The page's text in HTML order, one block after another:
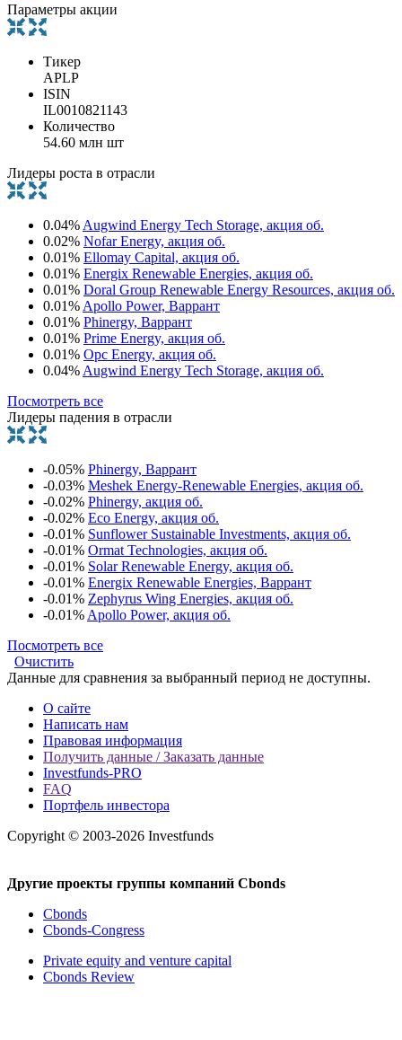
Параметры акции
Тикер
APLP
ISIN
IL0010821143
Количество
54.60 млн шт
Лидеры роста в отрасли
0.04% Augwind Energy Tech Storage, акция об.
0.02% Nofar Energy, акция об.
0.01% Ellomay Capital, акция об.
0.01% Energix Renewable Energies, акция об.
0.01% Doral Group Renewable Energy Resources, акция об.
0.01% Apollo Power, Варрант
0.01% Phinergy, Варрант
0.01% Prime Energy, акция об.
0.01% Opc Energy, акция об.
0.04% Augwind Energy Tech Storage, акция об.
Посмотреть все
Лидеры падения в отрасли
-0.05% Phinergy, Варрант
-0.03% Meshek Energy-Renewable Energies, акция об.
-0.02% Phinergy, акция об.
-0.02% Eco Energy, акция об.
-0.01% Sunflower Sustainable Investments, акция об.
-0.01% Ormat Technologies, акция об.
-0.01% Solar Renewable Energy, акция об.
-0.01% Energix Renewable Energies, Варрант
-0.01% Zephyrus Wing Energies, акция об.
-0.01% Apollo Power, акция об.
Посмотреть все
Очистить
Данные для сравнения за выбранный период не доступны.
О сайте
Написать нам
Правовая информация
Получить данные / Заказать данные
Investfunds-PRO
FAQ
Портфель инвестора
Copyright © 2003-2026 Investfunds
Другие проекты группы компаний Cbonds
Cbonds
Cbonds-Congress
Private equity and venture capital
Cbonds Review